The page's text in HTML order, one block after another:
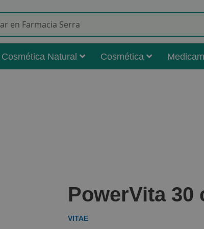
Cosmética Natural Cosmética
PowerVita 30
VITAE